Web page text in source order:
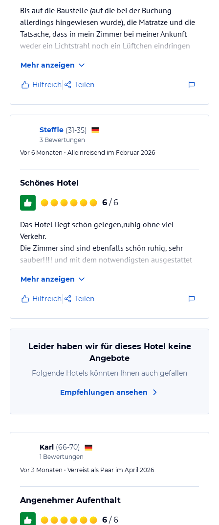
Bis auf die Baustelle (auf die bei der Buchung
allerdings hingewiesen wurde), die Matratze und die
Tatsache, dass in mein Zimmer bei meiner Ankunft
weder ein Lichtstrahl noch ein Lüftchen eindringen
geschlossen waren, war ansonsten wirklich alles sehr
gut!
Mehr anzeigen
Hilfreich Teilen
Steffie (31-35)
3 Bewertungen
Vor 6 Monaten • Alleinreisend im Februar 2026
Schönes Hotel
6 / 6
Das Hotel liegt schön gelegen,ruhig ohne viel
Verkehr.
Die Zimmer sind sind ebenfalls schön ruhig, sehr
sauber!!!! und mit dem notwendigsten ausgestattet
Die Begrüßung ist jedes Mal sehr freundlich und man
fühlt sich sofort willkommen.
Das Frühstück ist sehr lecker und reichlich.Auf
Wunsch bekommt man vom sehr freundlichen
Personal Kaffeespezialitäten.
Das Frühstücksambiente ist sehr ruhig und gemütlich
Als Alleinreisende Frau fühle ich mich in diesem…
Mehr anzeigen
Hilfreich Teilen
Leider haben wir für dieses Hotel keine
Angebote
Folgende Hotels könnten Ihnen auch gefallen
Empfehlungen ansehen
Karl (66-70)
1 Bewertungen
Vor 3 Monaten • Verreist als Paar im April 2026
Angenehmer Aufenthalt
6 / 6